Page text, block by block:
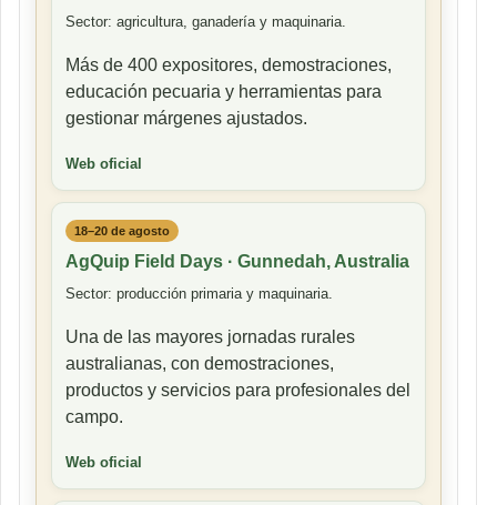
Sector: agricultura, ganadería y maquinaria.
Más de 400 expositores, demostraciones,
educación pecuaria y herramientas para
gestionar márgenes ajustados.
Web oficial
18–20 de agosto
AgQuip Field Days · Gunnedah, Australia
Sector: producción primaria y maquinaria.
Una de las mayores jornadas rurales
australianas, con demostraciones,
productos y servicios para profesionales del
campo.
Web oficial